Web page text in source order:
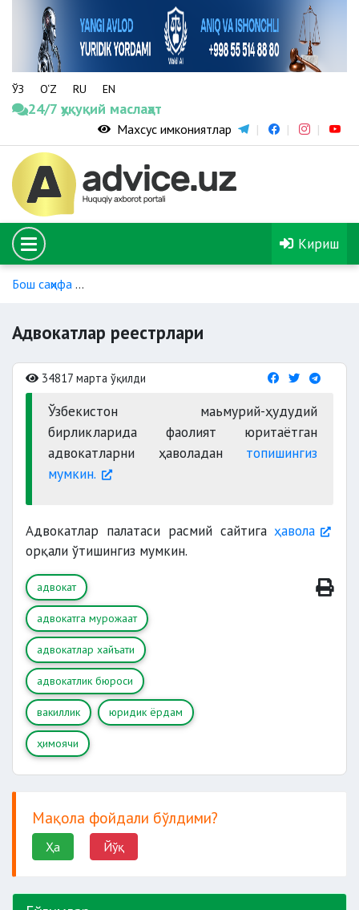
ЎЗ O‘Z RU EN
24/7 ҳуқуқий маслаҳат
Махсус имкониятлар
Кириш
Бош саҳифа
Адвокатлар реестрлари
34817 марта ўқилди
Ўзбекистон маьмурий-ҳудудий
бирликларида фаолият юритаётган
адвокатларни ҳаволадан топишингиз
мумкин.
Адвокатлар палатаси расмий сайтигаҳавола
орқали ўтишингиз мумкин.
адвокат
адвокатга мурожаат
адвокатлар хайъати
адвокатлик бюроси
вакиллик юридик ёрдам
ҳимоячи
Мақола фойдали бўлдими?
Ҳа Йўқ